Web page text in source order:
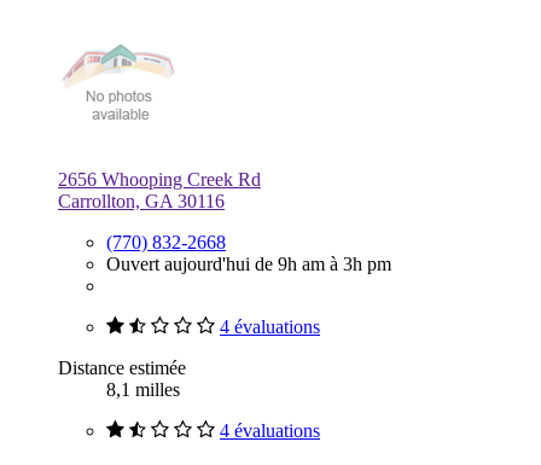
2656 Whooping Creek Rd
Carrollton, GA 30116
(770) 832-2668
Ouvert aujourd'hui de 9h am à 3h pm
4 évaluations
Distance estimée
8,1 milles
4 évaluations